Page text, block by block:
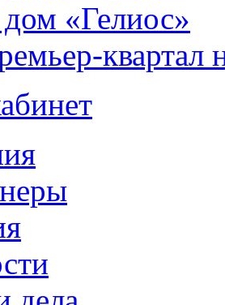
«Гелиос»
квартал